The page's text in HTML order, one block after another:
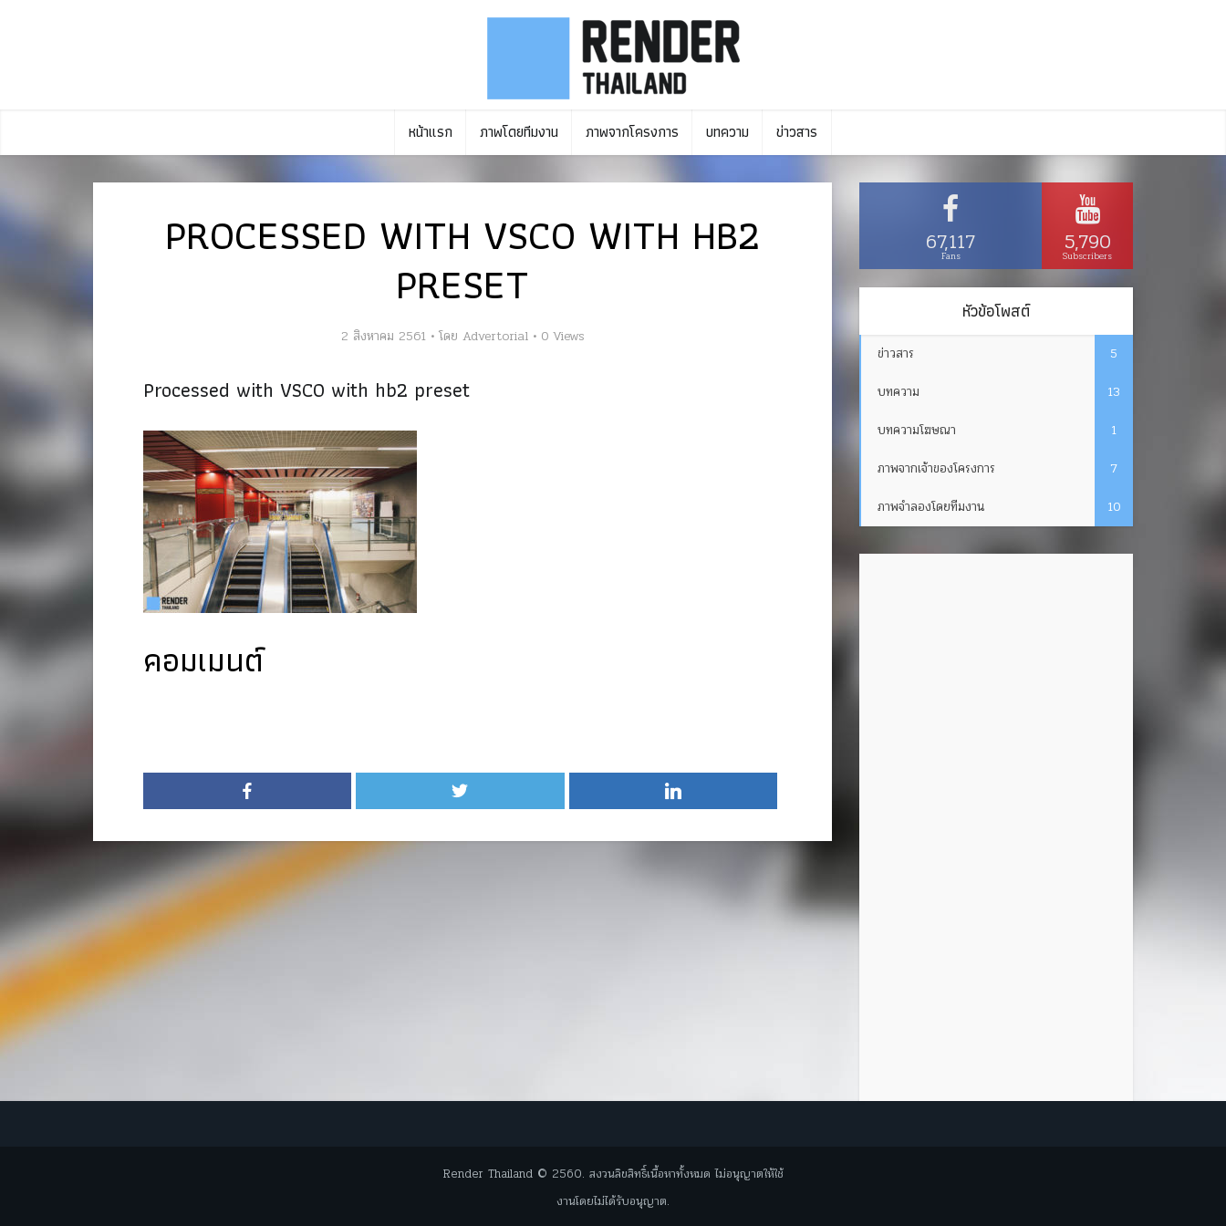
หน้าแรก ภาพโดยทีมงาน ภาพจากโครงการ บทความ ข่าวสาร
PROCESSED WITH VSCO WITH HB2
PRESET
2 สิงหาคม 2561 โดย Advertorial 0 Views
Processed with VSCO with hb2 preset
คอมเมนต์
67,117
Fans 5,790
Subscribers
หัวข้อโพสต์
ข่าวสาร
5
บทความ
13
บทความโฆษณา
1
ภาพจากเจ้าของโครงการ
7
ภาพจำลองโดยทีมงาน
10
Render Thailand © 2560. สงวนลิขสิทธิ์เนื้อหาทั้งหมด ไม่อนุญาตให้ใช้
งานโดยไม่ได้รับอนุญาต.